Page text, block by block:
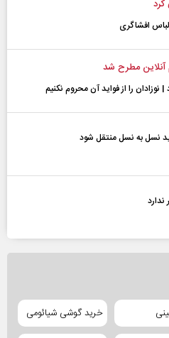
لباس افشاگری
آنلاین مطرح شد
نوزادان را از فواید آن محروم نکنیم
نسل به نسل منتقل شود
خرید گوشی شیائومی